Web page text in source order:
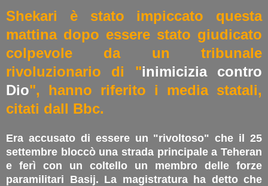
Shekari è stato impiccato questa
mattina dopo essere stato giudicato
colpevole da un tribunale
rivoluzionario di "inimicizia contro
Dio", hanno riferito i media statali,
citati dall Bbc.
Era accusato di essere un "rivoltoso" che il 25
settembre bloccò una strada principale a Teheran
e ferì con un coltello un membro delle forze
paramilitari Basij. La magistratura ha detto che